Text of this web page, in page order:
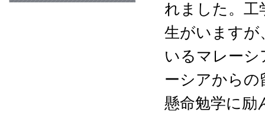
れました。工
生がいますが
いるマレーシ
ーシアからの
懸命勉学に励